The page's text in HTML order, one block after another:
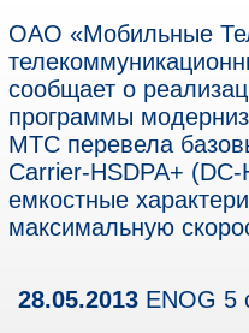
ОАО «Мобильные
сообщает о
программы
МТС перевела
Carrier-HSDPA+
емкостные
максимальную
28.05.2013 ENOG 5